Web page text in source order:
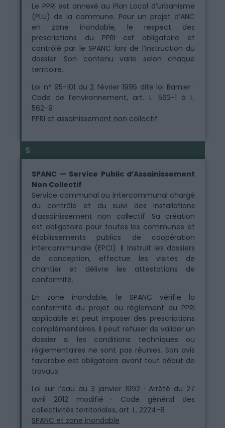
Le PPRI est annexé au Plan Local d’Urbanisme
(PLU) de la commune. Pour un projet d’ANC
en zone inondable, le respect des
prescriptions du PPRI est obligatoire et
contrôlé par le SPANC lors de l’instruction du
dossier. Son contenu varie selon chaque
territoire.
Loi n° 95-101 du 2 février 1995 dite loi Barnier ·
Code de l’environnement, art. L. 562-1 à L.
562-9
PPRI et assainissement non collectif
S
SPANC — Service Public d’Assainissement
Non Collectif
Service communal ou intercommunal chargé
du contrôle et du suivi des installations
d’assainissement non collectif. Sa création
est obligatoire pour toutes les communes et
établissements publics de coopération
intercommunale (EPCI). Il instruit les dossiers
de conception, effectue les visites de
chantier et délivre les attestations de
conformité.
En zone inondable, le SPANC vérifie la
conformité du projet au règlement du PPRI
applicable et peut imposer des prescriptions
complémentaires. Il peut refuser de valider un
dossier si les conditions techniques ou
réglementaires ne sont pas réunies. Son avis
favorable est obligatoire avant tout début de
travaux.
Loi sur l’eau du 3 janvier 1992 · Arrêté du 27
avril 2012 modifié · Code général des
collectivités territoriales, art. L. 2224-8
SPANC et zone inondable